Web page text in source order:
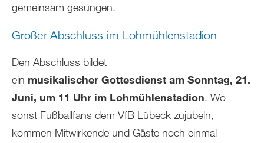
gemeinsam gesungen.
Großer Abschluss im Lohmühlenstadion
Den Abschluss bildet
ein musikalischer Gottesdienst am Sonntag, 21.
Juni, um 11 Uhr im Lohmühlenstadion. Wo
sonst Fußballfans dem VfB Lübeck zujubeln,
kommen Mitwirkende und Gäste noch einmal